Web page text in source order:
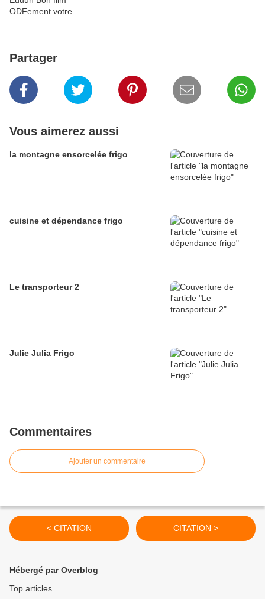
ODFement votre
Partager
Vous aimerez aussi
la montagne ensorcelée frigo
cuisine et dépendance frigo
Le transporteur 2
Julie Julia Frigo
Commentaires
Ajouter un commentaire
< CITATION CITATION >
Hébergé par Overblog
Top articles